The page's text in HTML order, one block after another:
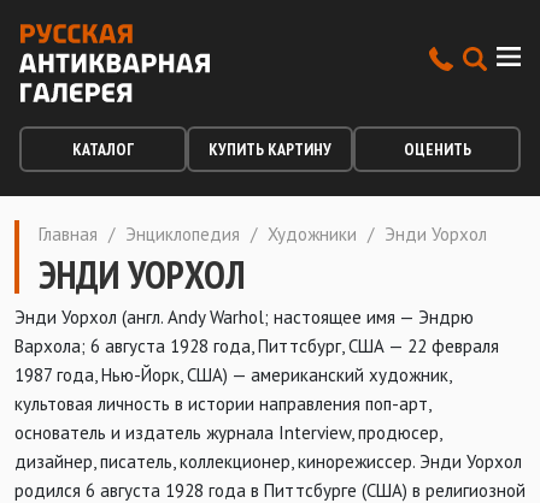
КАТАЛОГ КУПИТЬ КАРТИНУ ОЦЕНИТЬ
Главная / Энциклопедия / Художники / Энди Уорхол
ЭНДИ УОРХОЛ
Энди Уорхол (англ. Andy Warhol; настоящее имя — Эндрю
Вархола; 6 августа 1928 года, Питтсбург, США — 22 февраля
1987 года, Нью-Йорк, США) — американский художник,
культовая личность в истории направления поп-арт,
основатель и издатель журнала Interview, продюсер,
дизайнер, писатель, коллекционер, кинорежиссер. Энди Уорхол
родился 6 августа 1928 года в Питтсбурге (США) в религиозной